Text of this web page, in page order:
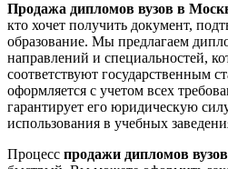
Продажа дипломов вузов в
кто хочет получить документ,
образование. Мы предлагаем
направлений и специальностей,
соответствуют государственным
оформляется с учетом всех
гарантирует его юридическую
использования в учебных
Процесс продажи дипломов вузов